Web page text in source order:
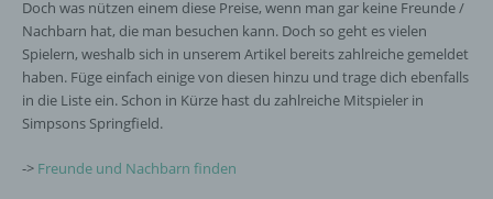
Doch was nützen einem diese Preise, wenn man gar keine Freunde /
Nachbarn hat, die man besuchen kann. Doch so geht es vielen
Spielern, weshalb sich in unserem Artikel bereits zahlreiche gemeldet
haben. Füge einfach einige von diesen hinzu und trage dich ebenfalls
in die Liste ein. Schon in Kürze hast du zahlreiche Mitspieler in
Simpsons Springfield.
-> Freunde und Nachbarn finden